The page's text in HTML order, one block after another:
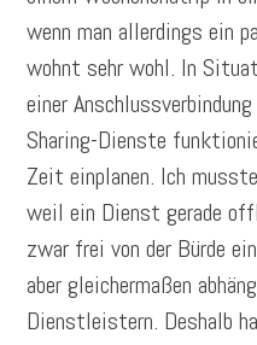
wenn man allerdings ein
wohnt sehr wohl. In
einer
Sharing-Dienste
Zeit einplanen. Ich
weil ein Dienst gerade
zwar frei von der Bürde
aber gleichermaßen
Dienstleistern. Deshalb